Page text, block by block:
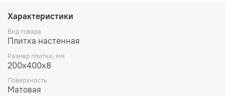
Характеристики
Вид товара
Плитка настенная
Размер плитки, мм
200x400x8
Поверхность
Матовая